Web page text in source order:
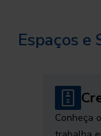
Espaços e
Conheça